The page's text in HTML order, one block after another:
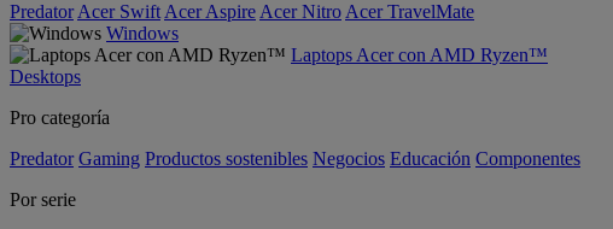
Predator Acer Swift Acer Aspire Acer Nitro Acer TravelMate
Windows
Laptops Acer con AMD Ryzen™
Desktops
Pro categoría
Predator Gaming Productos sostenibles Negocios Educación Componentes
Por serie